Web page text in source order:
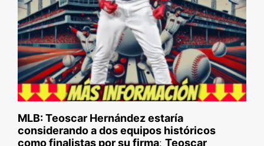
MLB: Teoscar Hernández estaría
considerando a dos equipos históricos
como finalistas por su firma:Teoscar